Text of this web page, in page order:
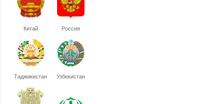
Китай Россия
Таджикистан Узбекистан